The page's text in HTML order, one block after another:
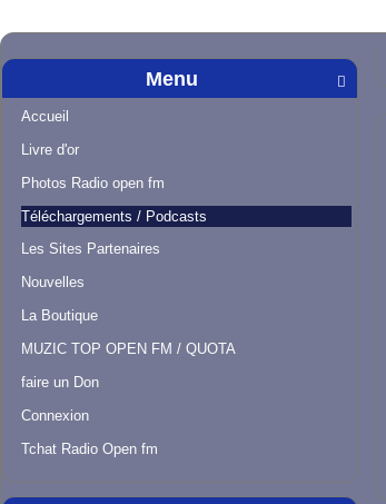

Menu
Accueil
Livre d'or
Photos Radio open fm
Téléchargements / Podcasts
Les Sites Partenaires
Nouvelles
La Boutique
MUZIC TOP OPEN FM / QUOTA
faire un Don
Connexion
Tchat Radio Open fm